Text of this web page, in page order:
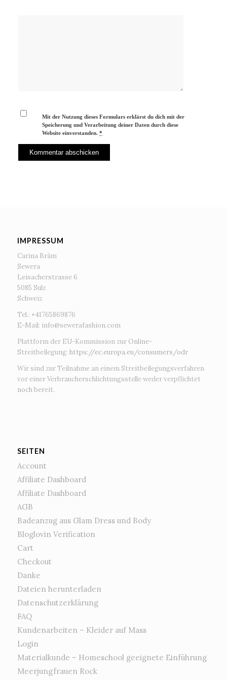
Mit der Nutzung dieses Formulars erklärst du dich mit der
Speicherung und Verarbeitung deiner Daten durch diese
Website einverstanden.*
IMPRESSUM
Carina Bräm
Sewera
Leisacherstrasse 6
5085 Sulz
Schweiz
Tel.: +41765869876
E-Mail: info@sewerafashion.com
Plattform der EU-Kommission zur Online-
Streitbeilegung: https://ec.europa.eu/consumers/odr
Wir sind zur Teilnahme an einem Streitbeilegungsverfahren
vor einer Verbraucherschlichtungsstelle weder verpflichtet
noch bereit.
SEITEN
Account
Affiliate Dashboard
Affiliate Dashboard
AGB
Badeanzug aus Glam Dress und Body
Bloglovin Verification
Cart
Checkout
Danke
Dateien herunterladen
Datenschutzerklärung
FAQ
Kundenarbeiten – Kleider auf Mass
Login
Materialkunde – Homeschool geeignete Einführung
Meerjungfrauen Rock